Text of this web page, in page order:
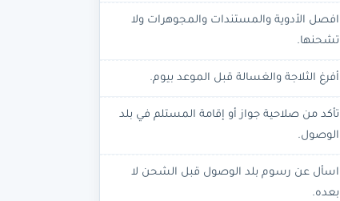
افصل الأدوية والمستندات والمجوهرات ولا
تشحنها.
أفرغ الثلاجة والغسالة قبل الموعد بيوم.
تأكد من صلاحية جواز أو إقامة المستلم في بلد
الوصول.
اسأل عن رسوم بلد الوصول قبل الشحن لا
بعده.